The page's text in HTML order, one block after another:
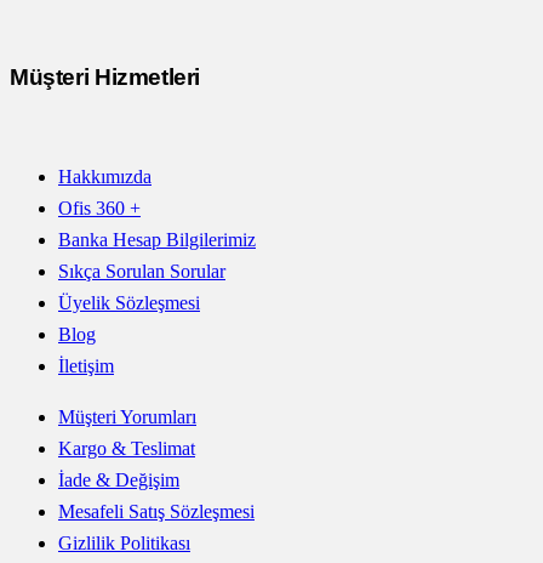
Müşteri Hizmetleri
Hakkımızda
Ofis 360 +
Banka Hesap Bilgilerimiz
Sıkça Sorulan Sorular
Üyelik Sözleşmesi
Blog
İletişim
Müşteri Yorumları
Kargo & Teslimat
İade & Değişim
Mesafeli Satış Sözleşmesi
Gizlilik Politikası